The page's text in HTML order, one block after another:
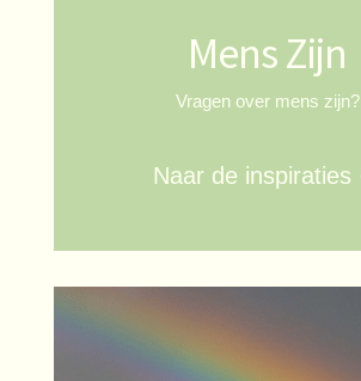
Mens Zijn
Vragen over mens zijn?
Naar de inspiraties